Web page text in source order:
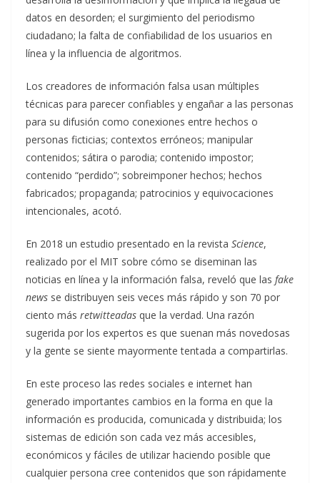
datos en desorden; el surgimiento del periodismo
ciudadano; la falta de confiabilidad de los usuarios en
línea y la influencia de algoritmos.
Los creadores de información falsa usan múltiples
técnicas para parecer confiables y engañar a las personas
para su difusión como conexiones entre hechos o
personas ficticias; contextos erróneos; manipular
contenidos; sátira o parodia; contenido impostor;
contenido “perdido”; sobreimponer hechos; hechos
fabricados; propaganda; patrocinios y equivocaciones
intencionales, acotó.
En 2018 un estudio presentado en la revista Science,
realizado por el MIT sobre cómo se diseminan las
noticias en línea y la información falsa, reveló que las fake
news se distribuyen seis veces más rápido y son 70 por
ciento más retwitteadas que la verdad. Una razón
sugerida por los expertos es que suenan más novedosas
y la gente se siente mayormente tentada a compartirlas.
En este proceso las redes sociales e internet han
generado importantes cambios en la forma en que la
información es producida, comunicada y distribuida; los
sistemas de edición son cada vez más accesibles,
económicos y fáciles de utilizar haciendo posible que
cualquier persona cree contenidos que son rápidamente